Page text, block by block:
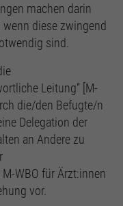
machen darin
wenn diese zwingend
sind.
Leitung“ [M-
die/den Befugte/n
Delegation der
an Andere zu
WBO für Ärzt:innen
vor.